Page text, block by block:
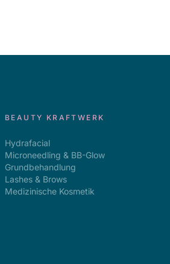
BEAUTY KRAFTWERK
Hydrafacial
Microneedling & BB-Glow
Grundbehandlung
Lashes & Brows
Medizinische Kosmetik